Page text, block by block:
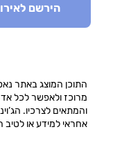
הירשם
התוכן המוצג באתר
מרוכז ולאפשר לכל
והמתאים לצרכיו.
אחראי למידע או לטיב